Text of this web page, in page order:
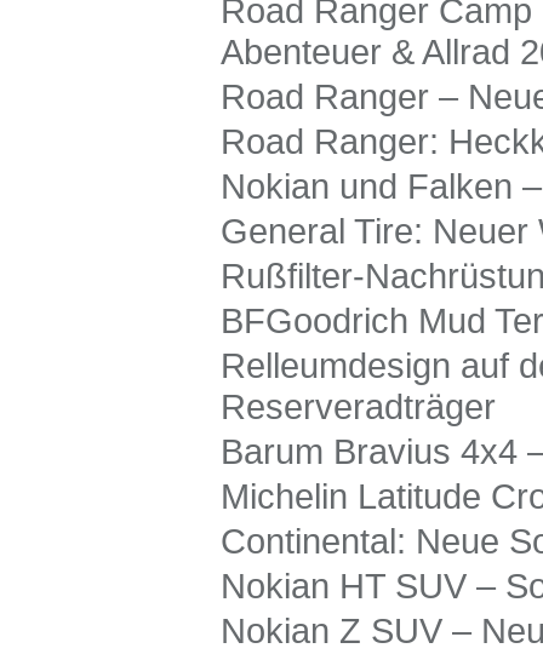
Road Ranger
Abenteuer & Allrad
Road Ranger –
Road Ranger:
Nokian und Falken
General Tire:
Rußfilter-
BFGoodrich Mud
Relleumdesign auf
Reserveradträger
Barum Bravius 4x4
Michelin Latitude
Continental: Neue
Nokian HT SUV –
Nokian Z SUV –